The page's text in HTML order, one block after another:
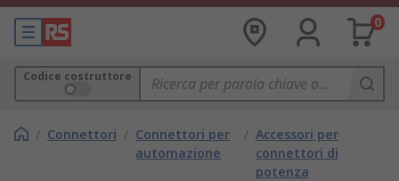
0
Codice costruttore
/ Connettori / Connettori per
automazione
/ Accessori per
connettori di
potenza